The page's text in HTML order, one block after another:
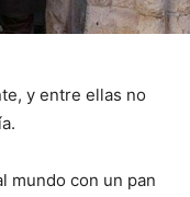
y entre ellas no
mundo con un pan